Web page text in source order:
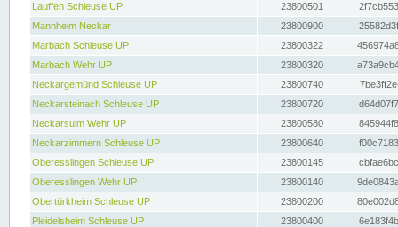
Lauffen Schleuse UP
23800501
Mannheim Neckar
23800900
Marbach Schleuse UP
23800322
Marbach Wehr UP
23800320
Neckargemünd Schleuse UP
23800740
Neckarsteinach Schleuse UP
23800720
Neckarsulm Wehr UP
23800580
Neckarzimmern Schleuse UP
23800640
Oberesslingen Schleuse UP
23800145
Oberesslingen Wehr UP
23800140
Obertürkheim Schleuse UP
23800200
Pleidelsheim Schleuse UP
23800400